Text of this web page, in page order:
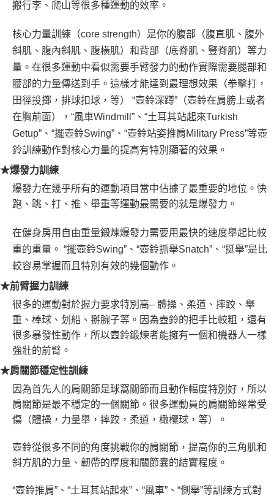
搬行李、爬山等很多種運動的效率。
核心力量訓練（core strength）是你的腹部（腹直肌、腹外
斜肌、腹內斜肌、腹橫肌）和背部（底脊肌、豎脊肌）等力
量。在很多運動中看似需要手臂發力的動作實際需要腿部和
腰部的力量傳送到手。這樣才能達到最理想效果（拳擊打，
田徑投擲，排球扣球，等） “壺鈴深蹲”（壺鈴在肩膀上或者
在胸前面），“風車Windmill”、“土耳其站起來Turkish
Getup”、“擺壺鈴Swing”、“壺鈴站姿推肩Military Press”等壺
鈴訓練動作對核心力量的提高有特別顯著的效果。
★爆發力訓練
爆發力在幾乎所有的運動項目當中佔據了最重要的地位。快
跑、跳、打、推、舉重等運動最需要的就是爆發力。
在健身房用自由重量鍛煉爆發力需要用最快的速度舉起比較
重的重量。 “擺壺鈴Swing”、“壺鈴抓舉Snatch”、“挺舉”是比
較容易掌握而且特別有效的幾個動作。
★前臂握力訓練
很多的運動對於握力要求特別高– 體操、柔道、摔跤、舉
重、棒球、划船、掰腕子等。因為壺鈴的把手比較粗，還有
很多暴發性動作，所以壺鈴鍛煉者能擁有一個和機器人一樣
強壯的前臂。
★肩關節穩定性訓練
因為首先人的肩關節是球窩關節而且動作幅度特別好，所以
肩關節是最不穩定的一個關節。很多運動員的肩關節經常受
傷（體操，力量舉，摔跤，柔道，橄欖球，等）。
壺鈴從很多不同的角度挑戰你的肩關節，提高你的三角肌和
斜方肌的力量、韌帶的厚度和關節囊的結實程度。
“壺鈴推肩”、“土耳其站起來”、“風車”、“側舉”等訓練方式對